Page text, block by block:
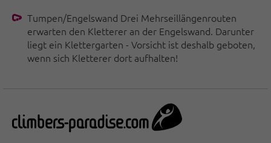
Tumpen/Engelswand Drei Mehrseillängenrouten
erwarten den Kletterer an der Engelswand. Darunter
liegt ein Klettergarten - Vorsicht ist deshalb geboten,
wenn sich Kletterer dort aufhalten!